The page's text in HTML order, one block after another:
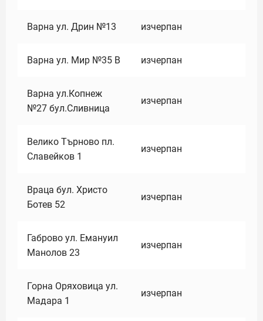
Варна ул. Дрин №13 изчерпан
Варна ул. Мир №35 В изчерпан
Варна ул.Копнеж
№27 бул.Сливница
изчерпан
Велико Търново пл.
Славейков 1
изчерпан
Враца бул. Христо
Ботев 52
изчерпан
Габрово ул. Емануил
Манолов 23
изчерпан
Горна Оряховица ул.
Мадара 1
изчерпан